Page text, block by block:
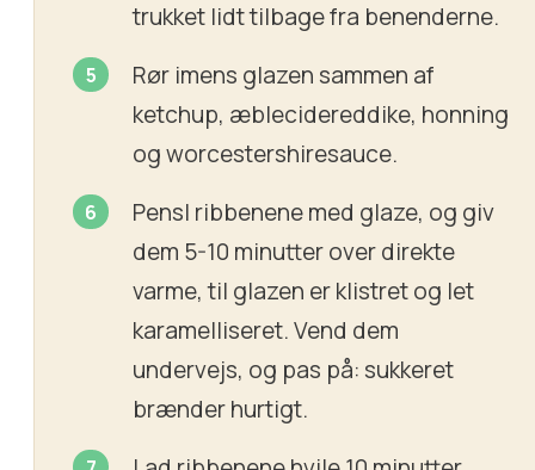
trukket lidt tilbage fra benenderne.
Rør imens glazen sammen af
ketchup, æblecidereddike, honning
og worcestershiresauce.
Pensl ribbenene med glaze, og giv
dem 5-10 minutter over direkte
varme, til glazen er klistret og let
karamelliseret. Vend dem
undervejs, og pas på: sukkeret
brænder hurtigt.